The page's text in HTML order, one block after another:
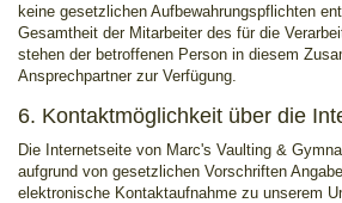
keine gesetzlichen Aufbewahrungspflichten
Gesamtheit der Mitarbeiter des für die
stehen der betroffenen Person in diesem
Ansprechpartner zur Verfügung.
6. Kontaktmöglichkeit über die
Die Internetseite von Marc's Vaulting &
aufgrund von gesetzlichen Vorschriften
elektronische Kontaktaufnahme zu unserem